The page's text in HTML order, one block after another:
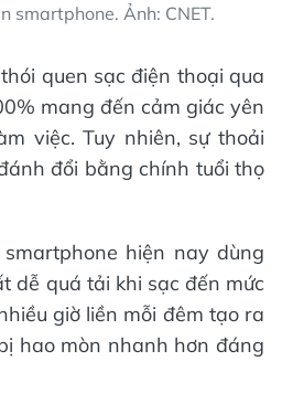
smartphone. Ảnh: CNET.
quen sạc điện thoại qua
mang đến cảm giác yên
việc. Tuy nhiên, sự thoải
đổi bằng chính tuổi thọ
hiện nay dùng
dễ quá tải khi sạc đến mức
giờ liền mỗi đêm tạo ra
hao mòn nhanh hơn đáng